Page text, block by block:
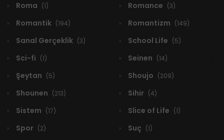
Roma (1) Romance (3)
Romantik (194) Romantizm (149)
Sanal Gerçeklik (3) School Life (5)
Sci-fi (1) Seinen (14)
Şeytan (5) Shoujo (209)
Shounen (213) Sihir (4)
Sistem (17) Slice of Life (1)
Spor (2) Suç (1)